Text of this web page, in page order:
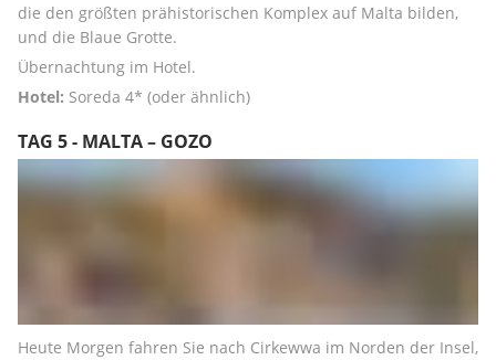
die den größten prähistorischen Komplex auf Malta bilden,
und die Blaue Grotte.
Übernachtung im Hotel.
Hotel: Soreda 4* (oder ähnlich)
TAG 5 - MALTA – GOZO
Heute Morgen fahren Sie nach Cirkewwa im Norden der Insel,